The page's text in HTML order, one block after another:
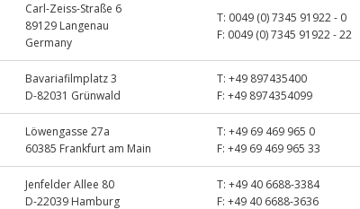
Carl-Zeiss-Straße 6
89129 Langenau
Germany
T: 0049 (0) 7345 91922 - 0
F: 0049 (0) 7345 91922 - 22
Bavariafilmplatz 3
D-82031 Grünwald
T:+49 897435400
F:+49 8974354099
Löwengasse 27a
60385 Frankfurt am Main
T:+49 69 469 965 0
F:+49 69 469 965 33
Jenfelder Allee 80
D-22039 Hamburg
T:+49 40 6688-3384
F:+49 40 6688-3636